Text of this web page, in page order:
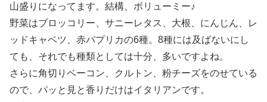
山盛りになってます。結構、ボリューミー♪
野菜はブロッコリー、サニーレタス、大根、にんじん、レ
ッドキャベツ、赤パプリカの6種。8種には及ばないにし
ても、それでも種類としては十分、多いですよね。
さらに角切りベーコン、クルトン、粉チーズをのせている
ので、パッと見と香りだけはイタリアンです。